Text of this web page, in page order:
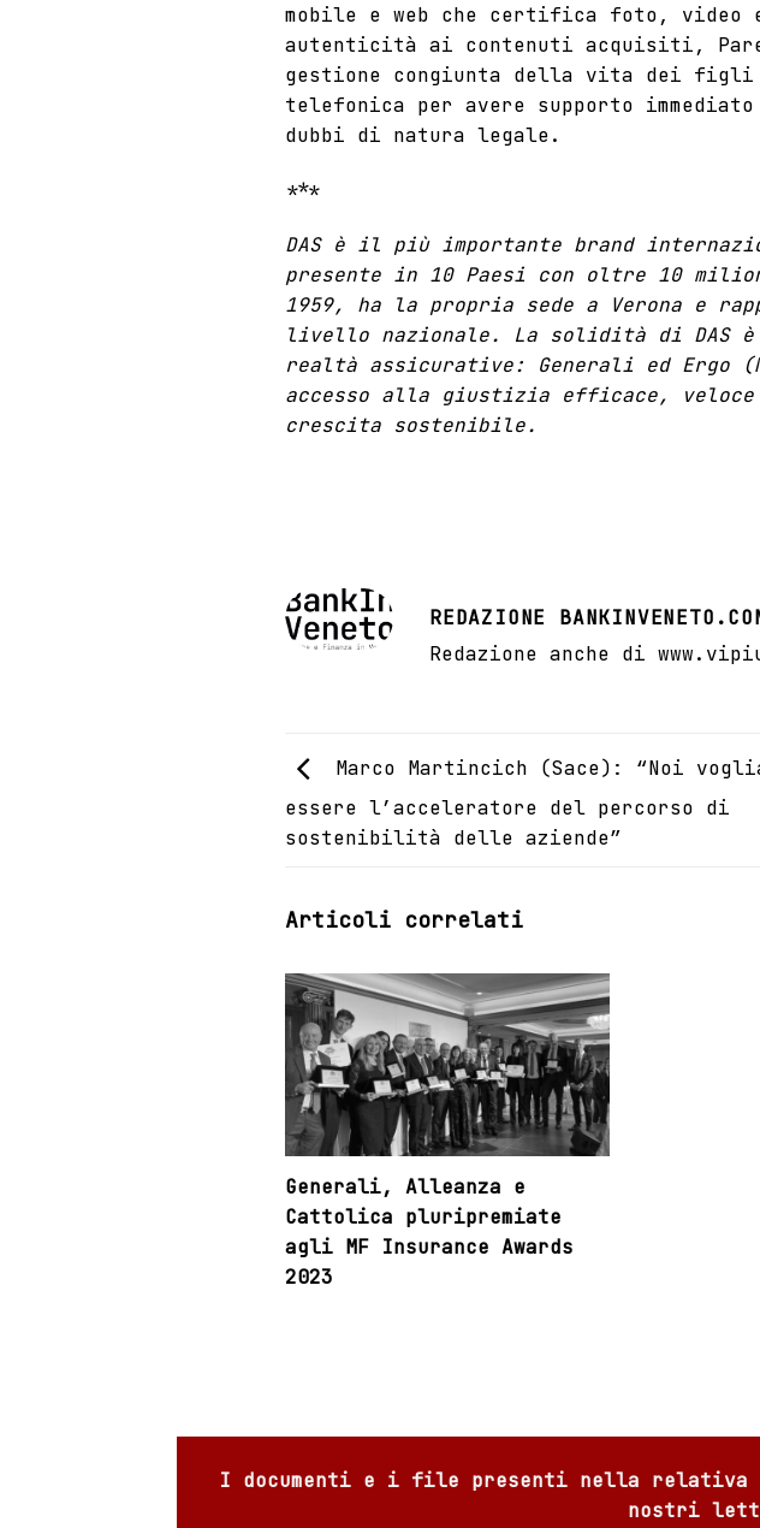
mobile e web che certifica foto, video
autenticità ai contenuti acquisiti,
gestione congiunta della vita dei figli
telefonica per avere supporto
dubbi di natura legale.
***
DAS è il più importante brand
presente in 10 Paesi con oltre 10
1959, ha la propria sede a Verona e
livello nazionale. La solidità di DAS è
realtà assicurative: Generali ed Ergo
accesso alla giustizia efficace,
crescita sostenibile.
REDAZIONE
Redazione anche di
Marco Martincich (Sace): “Noi
essere l’acceleratore del percorso di
sostenibilità delle aziende”
Articoli correlati
Generali, Alleanza e
Cattolica pluripremiate
agli MF Insurance Awards
2023
I documenti e i file presenti nella relativa
nostri